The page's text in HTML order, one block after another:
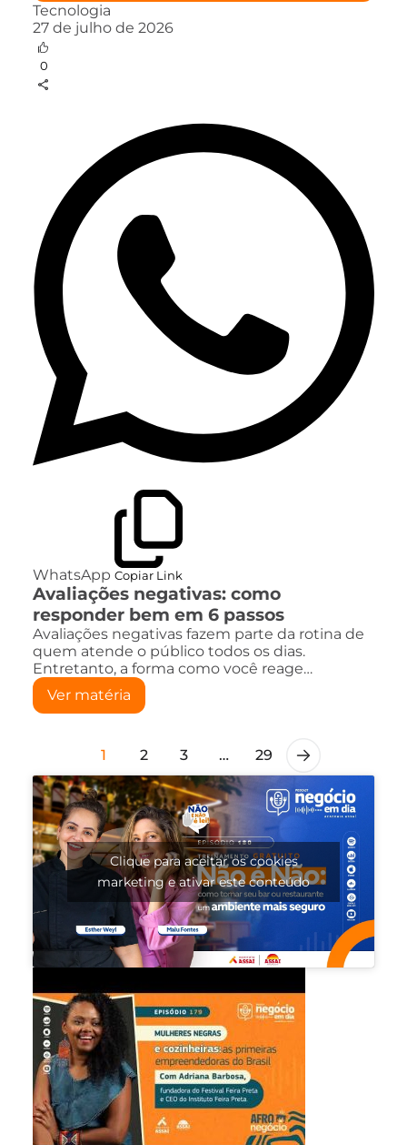
Tecnologia
27 de julho de 2026
0
WhatsApp Copiar Link
Avaliações negativas: como
responder bem em 6 passos
Avaliações negativas fazem parte da rotina de
quem atende o público todos os dias.
Entretanto, a forma como você reage…
Ver matéria
1 2 3 … 29
Clique para aceitar os cookies
marketing e ativar este conteúdo